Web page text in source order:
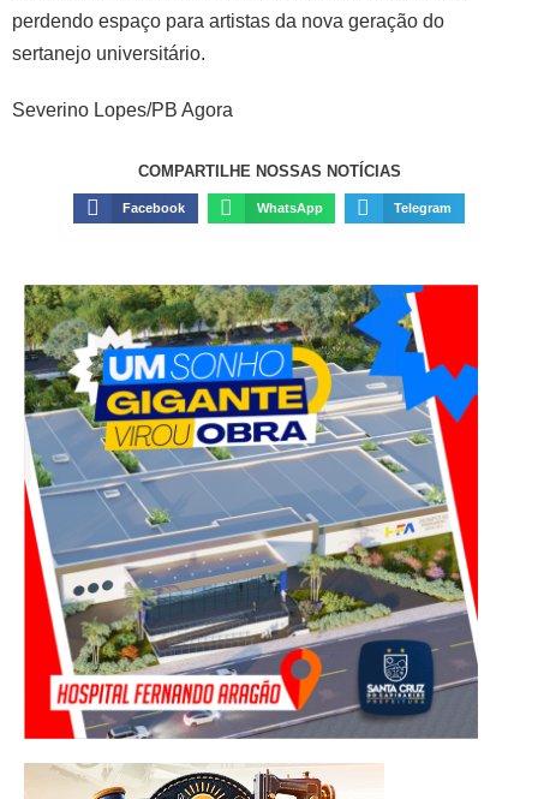
perdendo espaço para artistas da nova geração do
sertanejo universitário.
Severino Lopes/PB Agora
COMPARTILHE NOSSAS NOTÍCIAS
Facebook WhatsApp Telegram